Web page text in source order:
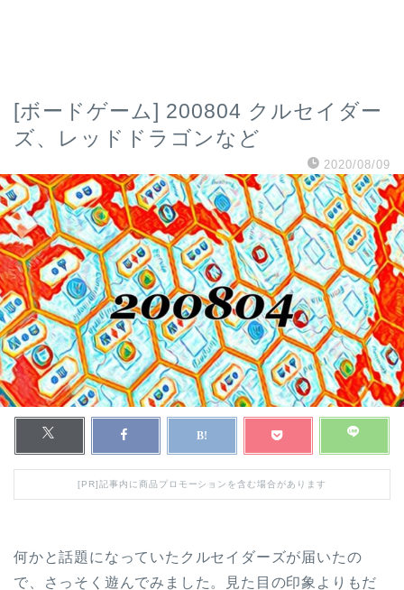
[ボードゲーム] 200804 クルセイダー
ズ、レッドドラゴンなど
2020/08/09
[PR]記事内に商品プロモーションを含む場合があります
何かと話題になっていたクルセイダーズが届いたの
で、さっそく遊んでみました。見た目の印象よりもだ